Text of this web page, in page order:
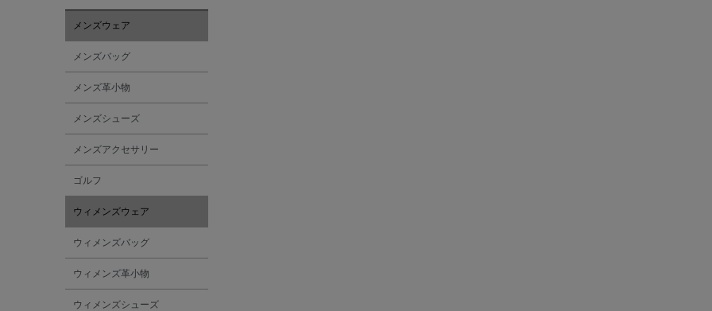
AESOP
ALBERT THURSTON
ALESSANDRO
GHERARDI
ALL THE WAYS TO SAY
ALPO
メンズウェア
メンズバッグ
メンズ革小物
メンズシューズ
メンズアクセサリー
ゴルフ
ウィメンズウェア
ウィメンズバッグ
ウィメンズ革小物
ウィメンズシューズ